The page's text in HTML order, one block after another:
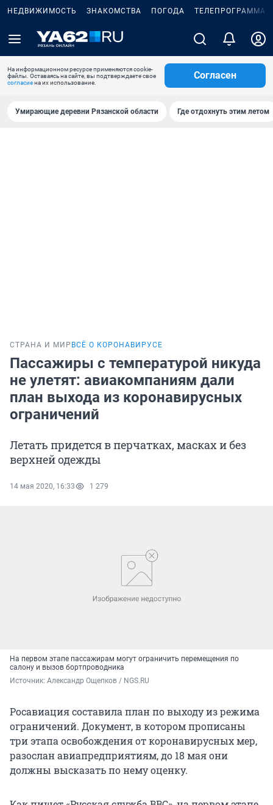
НЕДВИЖИМОСТЬ ЗНАКОМСТВА ПОГОДА ТЕЛЕПРОГРАММА
На информационном ресурсе применяются cookie-
файлы. Оставаясь на сайте, вы подтверждаете свое
согласиена их использование.
Согласен
Умирающие деревни Рязанской области Где отдохнуть этим летом
СТРАНА И МИР ВСЁ О КОРОНАВИРУСЕ
Пассажиры с температурой никуда
не улетят: авиакомпаниям дали
план выхода из коронавирусных
ограничений
Летать придется в перчатках, масках и без
верхней одежды
14 мая 2020, 16:33 1 279
На первом этапе пассажирам могут ограничить перемещения по
салону и вызов бортпроводника
Источник: Александр Ощепков / NGS.RU
Росавиация составила план по выходу из режима
ограничений. Документ, в котором прописаны
три этапа освобождения от коронавирусных мер,
разослан авиапредприятиям, до 18 мая они
должны высказать по нему оценку.